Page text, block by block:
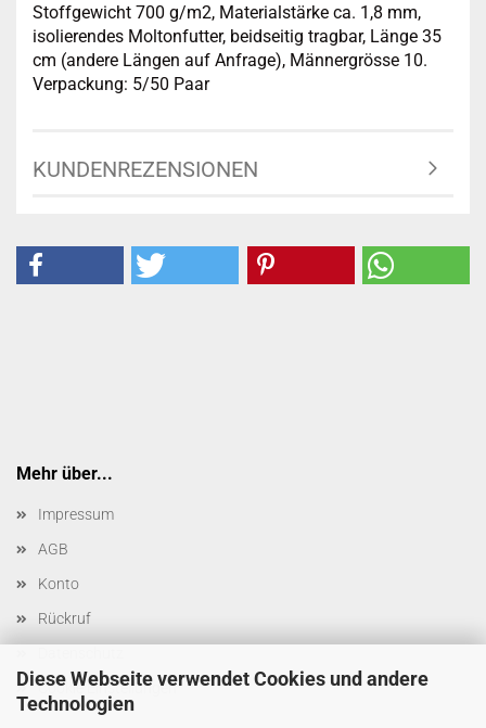
Diese Webseite verwendet Cookies und andere
Technologien
Stoffgewicht 700 g/m2, Materialstärke ca. 1,8 mm,
isolierendes Moltonfutter, beidseitig tragbar, Länge 35
cm (andere Längen auf Anfrage), Männergrösse 10.
Verpackung: 5/50 Paar
KUNDENREZENSIONEN
Mehr über...
Impressum
AGB
Konto
Rückruf
Cookie Einstellungen